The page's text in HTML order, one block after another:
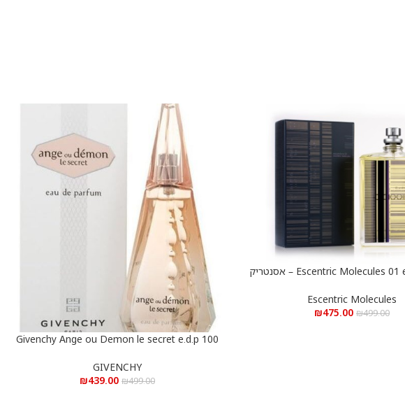
Escentric Molecules 01 e.d.t 100 ml – אסנטריק
Escentric Molecules
₪499.00
₪475.00
הוספה לסל
Givenchy Ange ou Demon le secret e.d.p 100
GIVENCHY
₪499.00
₪439.00